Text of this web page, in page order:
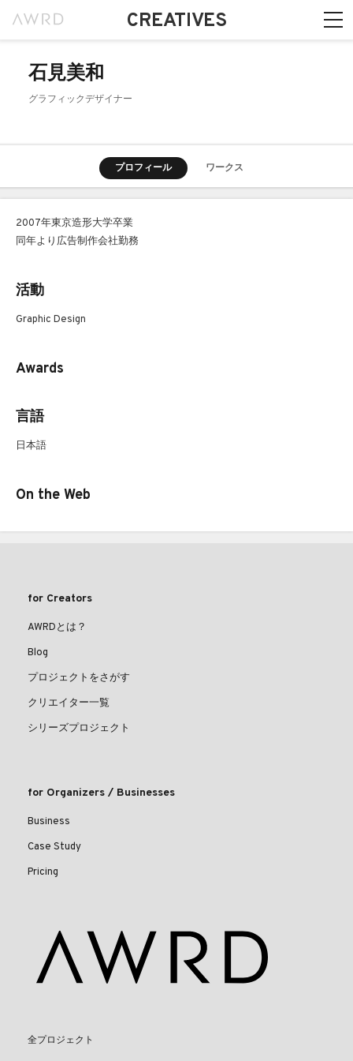
CREATIVES
石見美和
グラフィックデザイナー
プロフィール ワークス
2007年東京造形大学卒業
同年より広告制作会社勤務
活動
Graphic Design
Awards
言語
日本語
On the Web
for Creators
AWRDとは？
Blog
プロジェクトをさがす
クリエイター一覧
シリーズプロジェクト
for Organizers / Businesses
Business
Case Study
Pricing
全プロジェクト